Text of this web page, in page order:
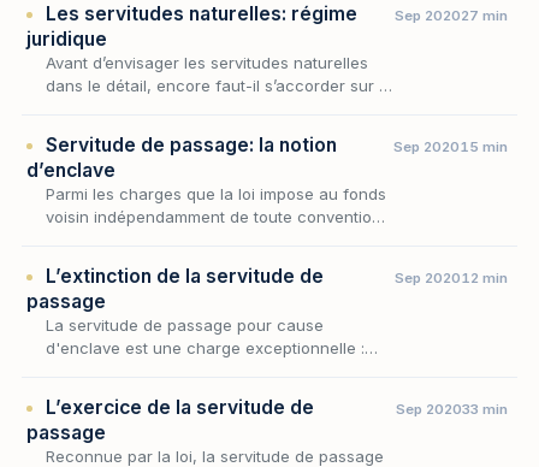
i…
Les servitudes naturelles: régime
juridique
Avant d’envisager les servitudes naturelles
dans le détail, encore faut-il s’accorder sur la
Sep 202027 min
Servitude de passage: la notion
d’enclave
Parmi les charges que la loi impose au fonds
voisin indépendamment de toute convention,
des…
Sep 202015 min
L’extinction de la servitude de
passage
La servitude de passage pour cause
d'enclave est une charge exceptionnelle :
fonds de son v…
Sep 202012 min
L’exercice de la servitude de
passage
Reconnue par la loi, la servitude de passage
Sep 202033 min